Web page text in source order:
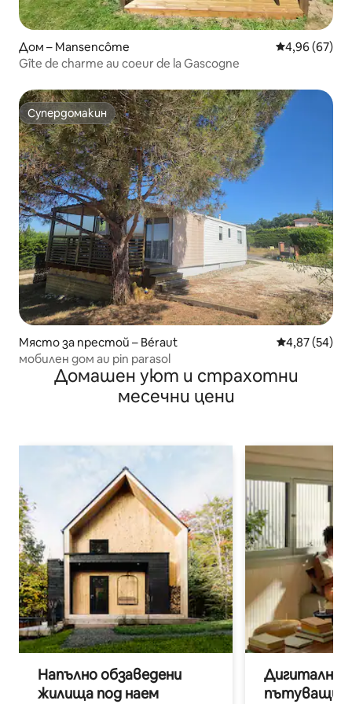
Дом – Mansencôme Средна
4,96 (67)
Gîte de charme au coeur de la Gascogne
Супердомакин
Супердомакин
Място за престой – Béraut Средна
4,87 (54)
мобилен дом au pin parasol
Домашен уют и страхотни
месечни цени
Напълно обзаведени
жилища под наем
Дигитални
пътуващи